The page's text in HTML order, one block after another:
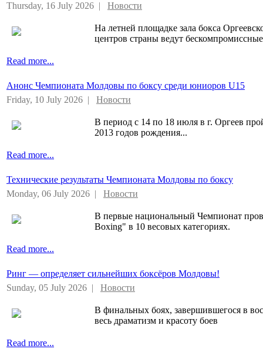
Thursday, 16 July 2026 | Новости
На летней площадке зала бокса
центров страны ведут
Read more...
Анонс Чемпионата Молдовы по боксу среди юниоров U15
Friday, 10 July 2026 | Новости
В период с 14 по 18 июля в г. Оргеев
2013 годов рождения...
Read more...
Технические результаты Чемпионата Молдовы по боксу
Monday, 06 July 2026 | Новости
В первые национальный Чемпионат
Boxing" в 10 весовых категориях.
Read more...
Ринг — определяет сильнейших боксёров Молдовы!
Sunday, 05 July 2026 | Новости
В финальных боях, завершившегося в
весь драматизм и красоту боев
Read more...